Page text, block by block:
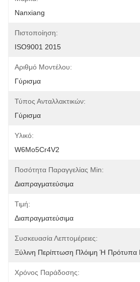
Nanxiang
Πιστοποίηση:
ISO9001 2015
Αριθμό Μοντέλου:
Γύρισμα
Τύπος Ανταλλακτικών:
Γύρισμα
Υλικό:
W6Mo5Cr4V2
Ποσότητα Παραγγελίας Min:
Διαπραγματεύσιμα
Τιμή:
Διαπραγματεύσιμα
Συσκευασία Λεπτομέρειες:
Ξύλινη Περίπτωση Πλόιμη Ή Πρότυπα
Χρόνος Παράδοσης: